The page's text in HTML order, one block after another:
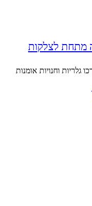
מתחת לצלקות
גלריות וחנויות אומנות